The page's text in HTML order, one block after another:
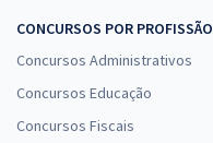
CONCURSOS POR PROFISSÃO
Concursos Administrativos
Concursos Educação
Concursos Fiscais